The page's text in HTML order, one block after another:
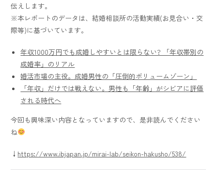
伝えします。
※本レポートのデータは、結婚相談所の活動実績(お見合い・交
際等)に基づいています。
年収1000万円でも成婚しやすいとは限らない? 「年収帯別の
成婚率」のリアル
婚活市場の主役。成婚男性の「圧倒的ボリュームゾーン」
「年収」だけでは戦えない。男性も「年齢」がシビアに評価
される時代へ
今回も興味深い内容となっていますので、是非読んでください
ね
↓ https://www.ibjapan.jp/mirai-lab/seikon-hakusho/538/